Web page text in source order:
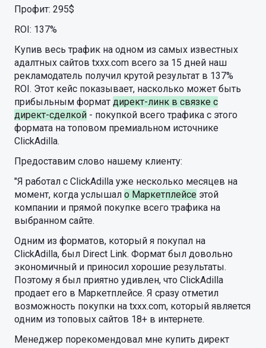
Профит: 295$
ROI: 137%
Купив весь трафик на одном из самых известных
адалтных сайтов txxx.com всего за 15 дней наш
рекламодатель получил крутой результат в 137%
ROI. Этот кейс показывает, насколько может быть
прибыльным формат директ-линк в связке с
директ-сделкой - покупкой всего трафика с этого
формата на топовом премиальном источнике
ClickAdilla.
Предоставим слово нашему клиенту:
"Я работал c ClickAdilla уже несколько месяцев на
момент, когда услышал о Маркетплейсе этой
компании и прямой покупке всего трафика на
выбранном сайте.
Одним из форматов, который я покупал на
ClickAdilla, был Direct Link. Формат был довольно
экономичный и приносил хорошие результаты.
Поэтому я был приятно удивлен, что ClickAdilla
продает его в Маркетплейсе. Я сразу отметил
возможность покупки на txxx.com, который является
одним из топовых сайтов 18+ в интернете.
Менеджер порекомендовал мне купить директ